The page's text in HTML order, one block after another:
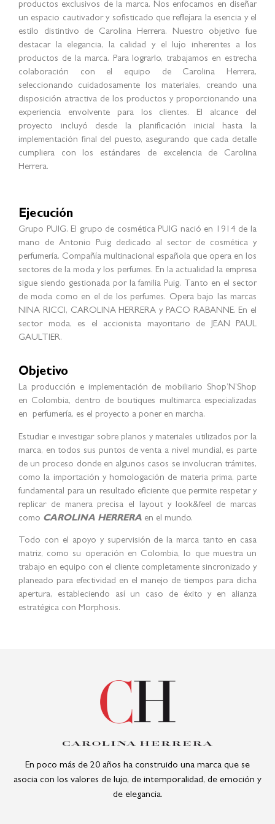
productos exclusivos de la marca. Nos enfocamos en diseñar
un espacio cautivador y sofisticado que reflejara la esencia y el
estilo distintivo de Carolina Herrera. Nuestro objetivo fue
destacar la elegancia, la calidad y el lujo inherentes a los
productos de la marca. Para lograrlo, trabajamos en estrecha
colaboración con el equipo de Carolina Herrera,
seleccionando cuidadosamente los materiales, creando una
disposición atractiva de los productos y proporcionando una
experiencia envolvente para los clientes. El alcance del
proyecto incluyó desde la planificación inicial hasta la
implementación final del puesto, asegurando que cada detalle
cumpliera con los estándares de excelencia de Carolina
Herrera.
Ejecución
Grupo PUIG. El grupo de cosmética PUIG nació en 1914 de la
mano de Antonio Puig dedicado al sector de cosmética y
perfumería. Compañía multinacional española que opera en los
sectores de la moda y los perfumes. En la actualidad la empresa
sigue siendo gestionada por la familia Puig. Tanto en el sector
de moda como en el de los perfumes. Opera bajo las marcas
NINA RICCI, CAROLINA HERRERA y PACO RABANNE. En el
sector moda, es el accionista mayoritario de JEAN PAUL
GAULTIER.
Objetivo
La producción e implementación de mobiliario Shop’N’Shop
en Colombia, dentro de boutiques multimarca especializadas
en perfumería, es el proyecto a poner en marcha.
Estudiar e investigar sobre planos y materiales utilizados por la
marca, en todos sus puntos de venta a nivel mundial, es parte
de un proceso donde en algunos casos se involucran trámites,
como la importación y homologación de materia prima, parte
fundamental para un resultado eficiente que permite respetar y
replicar de manera precisa el layout y look&feel de marcas
como CAROLINA HERRERA en el mundo.
Todo con el apoyo y supervisión de la marca tanto en casa
matriz, como su operación en Colombia, lo que muestra un
trabajo en equipo con el cliente completamente sincronizado y
planeado para efectividad en el manejo de tiempos para dicha
apertura, estableciendo así un caso de éxito y en alianza
estratégica con Morphosis.
En poco más de 20 años ha construido una marca que se
asocia con los valores de lujo, de intemporalidad, de emoción y
de elegancia.